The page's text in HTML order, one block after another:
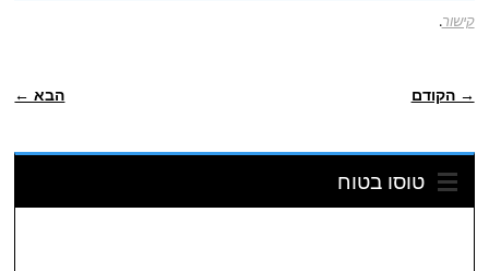
קישור.
→ הקודם הבא ←
טוסו בטוח